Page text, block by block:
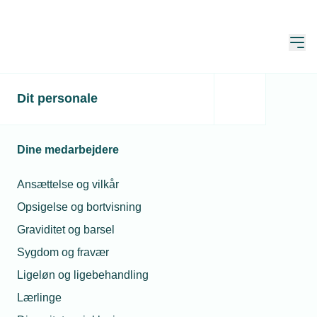
Dit personale
Dine medarbejdere
Ansættelse og vilkår
Opsigelse og bortvisning
Graviditet og barsel
Sygdom og fravær
Ligeløn og ligebehandling
Lærlinge
Jeg vil gerne have, at de
Skrevet af: Mads Hagemann Petersen